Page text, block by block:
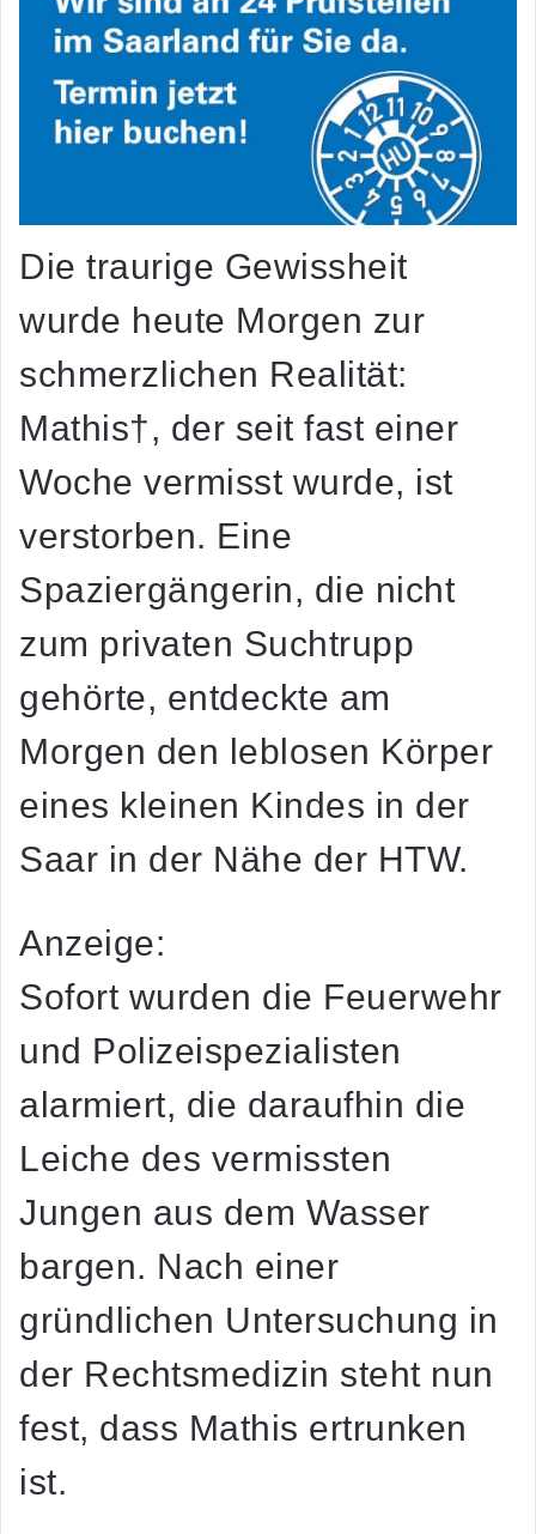
Die traurige Gewissheit
wurde heute Morgen zur
schmerzlichen Realität:
Mathis†, der seit fast einer
Woche vermisst wurde, ist
verstorben. Eine
Spaziergängerin, die nicht
zum privaten Suchtrupp
gehörte, entdeckte am
Morgen den leblosen Körper
eines kleinen Kindes in der
Saar in der Nähe der HTW.
Anzeige:
Sofort wurden die Feuerwehr
und Polizeispezialisten
alarmiert, die daraufhin die
Leiche des vermissten
Jungen aus dem Wasser
bargen. Nach einer
gründlichen Untersuchung in
der Rechtsmedizin steht nun
fest, dass Mathis ertrunken
ist.